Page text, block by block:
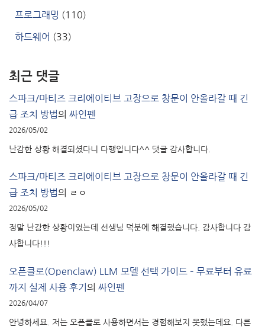
프로그래밍 (110)
하드웨어 (33)
최근 댓글
스파크/마티즈 크리에이티브 고장으로 창문이 안올라갈 때 긴
급 조치 방법의 싸인펜
2026/05/02
난감한 상황 해결되셨다니 다행입니다^^ 댓글 감사합니다.
스파크/마티즈 크리에이티브 고장으로 창문이 안올라갈 때 긴
급 조치 방법의 ㄹㅇ
2026/05/02
정말 난감한 상황이었는데 선생님 덕분에 해결했습니다. 감사합니다 감
사합니다!!!
오픈클로(Openclaw) LLM 모델 선택 가이드 – 무료부터 유료
까지 실제 사용 후기 의 싸인펜
2026/04/07
안녕하세요. 저는 오픈클로 사용하면서는 경험해보지 못했는데요. 다른